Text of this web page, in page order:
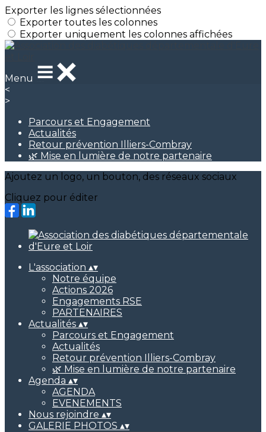
Exporter les lignes sélectionnées
Exporter toutes les colonnes
Exporter uniquement les colonnes affichées
Menu
<
>
Parcours et Engagement
Actualités
Retour prévention Illiers-Combray
🌿 Mise en lumière de notre partenaire
Ajoutez un logo, un bouton, des réseaux sociaux
Cliquez pour éditer
L'association ▴▾
Notre équipe
Actions 2026
Engagements RSE
PARTENAIRES
Actualités ▴▾
Parcours et Engagement
Actualités
Retour prévention Illiers-Combray
🌿 Mise en lumière de notre partenaire
Agenda ▴▾
AGENDA
EVENEMENTS
Nous rejoindre ▴▾
GALERIE PHOTOS ▴▾